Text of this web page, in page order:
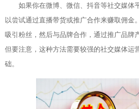
如果你在微博、微信、抖音等社交媒体
以尝试通过直播带货或推广合作来赚取佣金
吸引粉丝，然后与品牌合作，通过推广品牌
但要注意，这种方法需要较强的社交媒体运
础。